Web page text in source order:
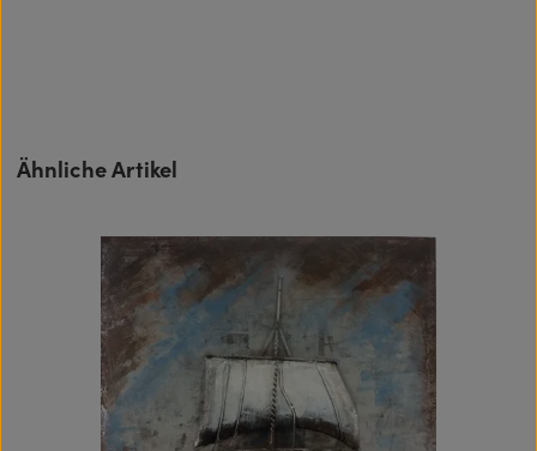
Produktgalerie überspringen
Ähnliche Artikel